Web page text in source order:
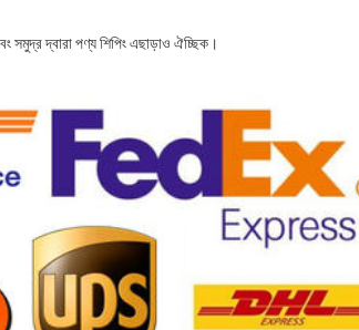
সমুদ্র দ্বারা পণ্য শিপিং এছাড়াও ঐচ্ছিক।